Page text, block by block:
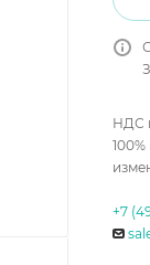
НДС
+7